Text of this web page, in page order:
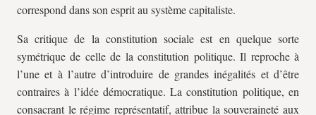
correspond dans son esprit au système capitaliste.
Sa critique de la constitution sociale est en quelque sorte
symétrique de celle de la constitution politique. Il reproche à
l’une et à l’autre d’introduire de grandes inégalités et d’être
contraires à l’idée démocratique. La constitution politique, en
consacrant le régime représentatif, attribue la souveraineté aux